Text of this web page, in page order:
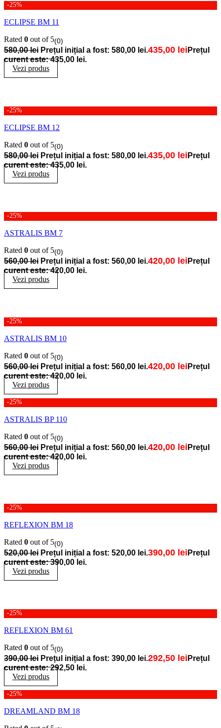
-25%
ECLIPSE BM 11
Rated 0 out of 5(0)
580,00lei Prețul inițial a fost: 580,00 lei.435,00 lei Prețul
curent este: 435,00 lei.
Vezi produs
-25%
ECLIPSE BM 12
Rated 0 out of 5(0)
580,00lei Prețul inițial a fost: 580,00 lei.435,00 lei Prețul
curent este: 435,00 lei.
Vezi produs
-25%
ASTRALIS BM 7
Rated 0 out of 5(0)
560,00lei Prețul inițial a fost: 560,00 lei.420,00 lei Prețul
curent este: 420,00 lei.
Vezi produs
-25%
ASTRALIS BM 10
Rated 0 out of 5(0)
560,00lei Prețul inițial a fost: 560,00 lei.420,00 lei Prețul
curent este: 420,00 lei.
Vezi produs
-25%
ASTRALIS BP 110
Rated 0 out of 5(0)
560,00lei Prețul inițial a fost: 560,00 lei.420,00 lei Prețul
curent este: 420,00 lei.
Vezi produs
-25%
REFLEXION BM 18
Rated 0 out of 5(0)
520,00lei Prețul inițial a fost: 520,00 lei.390,00 lei Prețul
curent este: 390,00 lei.
Vezi produs
-25%
REFLEXION BM 61
Rated 0 out of 5(0)
390,00lei Prețul inițial a fost: 390,00 lei.292,50 lei Prețul
curent este: 292,50 lei.
Vezi produs
-25%
DREAMLAND BM 18